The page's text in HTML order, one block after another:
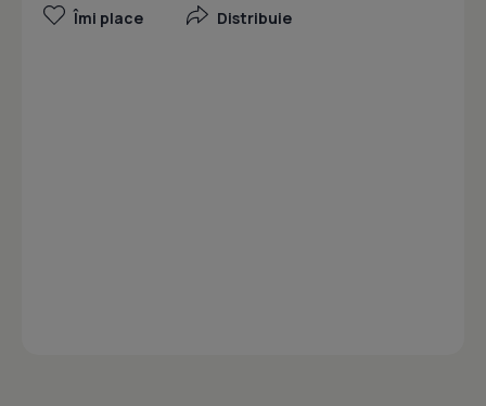
Îmi place Distribuie